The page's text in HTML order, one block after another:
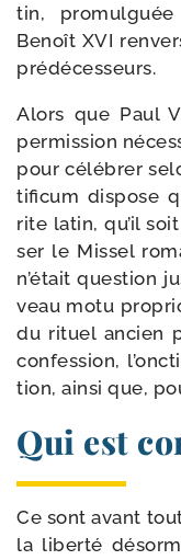
tin,
Benoît XVI
prédécesseurs.
Alors que Paul
per­mis­sion
pour célé­brer
ti­fi­cum dis­pose
rite latin, qu’il
ser le Missel
n’était ques­tion
veau motu
du rituel ancien
confes­sion,
tion, ain­si que,
Qui est
Ce sont avant
la liber­té